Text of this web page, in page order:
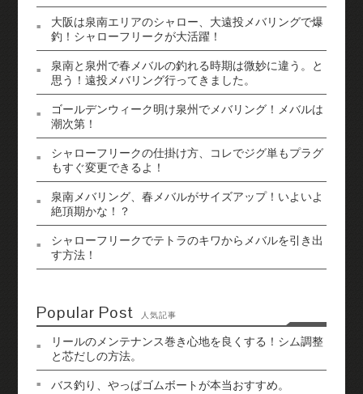
大阪は泉南エリアのシャロー、大遠投メバリングで爆
釣！シャローフリークが大活躍！
泉南と泉州で春メバルの釣れる時期は微妙に違う。と
思う！遠投メバリング行ってきました。
ゴールデンウィーク明け泉州でメバリング！メバルは
潮次第！
シャローフリークの仕掛け方、コレでジグ単もプラグ
もすぐ変更できるよ！
泉南メバリング、春メバルがサイズアップ！いよいよ
絶頂期かな！？
シャローフリークでテトラのキワからメバルを引き出
す方法！
Popular Post 人気記事
リールのメンテナンス巻き心地を良くする！シム調整
と芯だしの方法。
バス釣り、やっぱゴムボートが本当おすすめ。